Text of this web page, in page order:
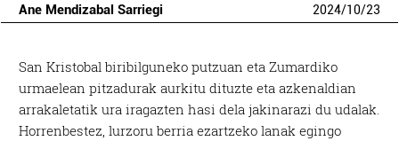
Ane Mendizabal Sarriegi 2024/10/23
San Kristobal biribilguneko putzuan eta Zumardiko
urmaelean pitzadurak aurkitu dituzte eta azkenaldian
arrakaletatik ura iragazten hasi dela jakinarazi du udalak.
Horrenbestez, lurzoru berria ezartzeko lanak egingo